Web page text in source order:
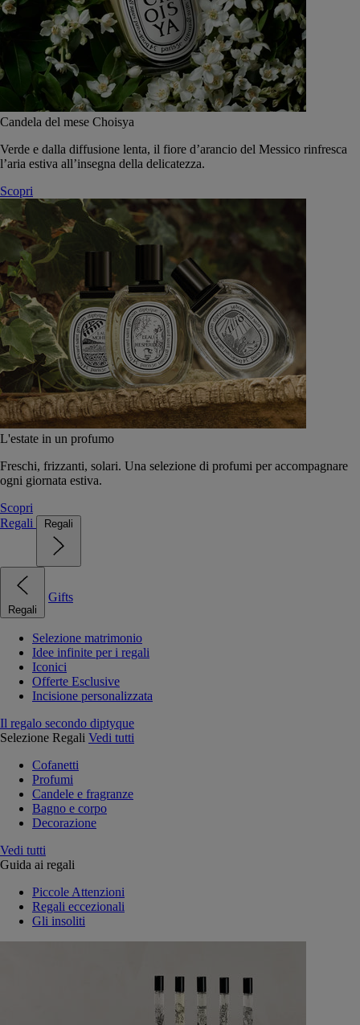
Candela del mese Choisya
Verde e dalla diffusione lenta, il fiore d’arancio del Messico rinfresca
l’aria estiva all’insegna della delicatezza.
Scopri
L'estate in un profumo
Freschi, frizzanti, solari. Una selezione di profumi per accompagnare
ogni giornata estiva.
Scopri
Regali
Regali
Regali
Gifts
Selezione matrimonio
Idee infinite per i regali
Iconici
Offerte Esclusive
Incisione personalizzata
Il regalo secondo diptyque
Selezione Regali Vedi tutti
Cofanetti
Profumi
Candele e fragranze
Bagno e corpo
Decorazione
Vedi tutti
Guida ai regali
Piccole Attenzioni
Regali eccezionali
Gli insoliti